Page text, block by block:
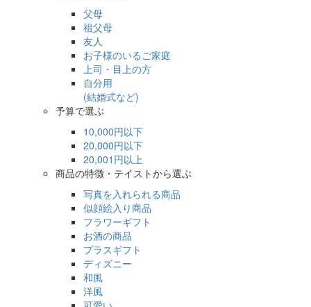
父母
祖父母
友人
お子様のいるご家庭
上司・目上の方
自分用
(結婚式など)
予算で選ぶ
10,000円以下
20,000円以下
20,001円以上
商品の特徴・テイストから選ぶ
写真を入れられる商品
似顔絵入り商品
フラワーギフト
お酒の商品
プラスギフト
ディズニー
和風
洋風